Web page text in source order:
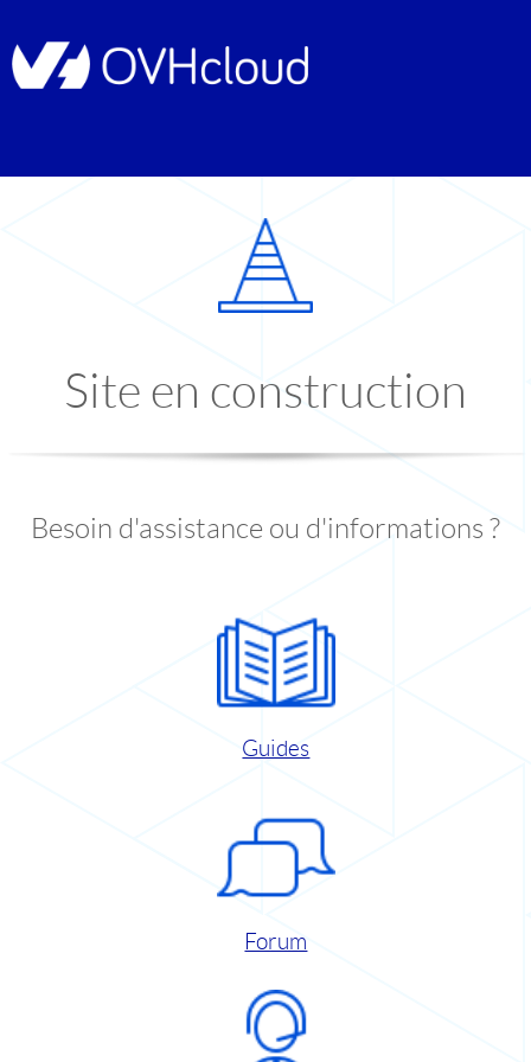
Site en construction
Besoin d'assistance ou d'informations ?
Guides
Forum